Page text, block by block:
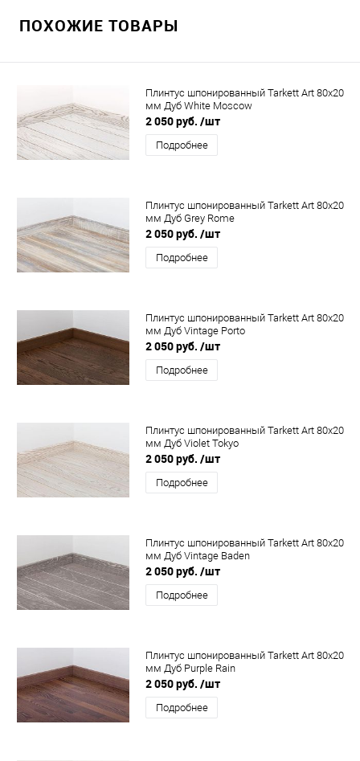
ПОХОЖИЕ ТОВАРЫ
Плинтус шпонированный Tarkett Art 80x20
мм Дуб White Moscow
2 050 руб. /шт
Подробнее
Плинтус шпонированный Tarkett Art 80x20
мм Дуб Grey Rome
2 050 руб. /шт
Подробнее
Плинтус шпонированный Tarkett Art 80x20
мм Дуб Vintage Porto
2 050 руб. /шт
Подробнее
Плинтус шпонированный Tarkett Art 80x20
мм Дуб Violet Tokyo
2 050 руб. /шт
Подробнее
Плинтус шпонированный Tarkett Art 80x20
мм Дуб Vintage Baden
2 050 руб. /шт
Подробнее
Плинтус шпонированный Tarkett Art 80x20
мм Дуб Purple Rain
2 050 руб. /шт
Подробнее